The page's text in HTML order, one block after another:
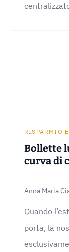
RISPARMIO
Bollette
curva di
Anna Maria
Quando
porta, la